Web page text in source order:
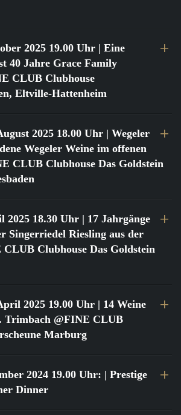
2025 19.00 Uhr | Eine
40 Jahre Grace Family
CLUB Clubhouse
Eltville-Hattenheim
2025 18.00 Uhr | Wegeler
Wegeler Weine im offenen
CLUB Clubhouse Das Goldstein
2025 18.30 Uhr | 17 Jahrgänge
Singerriedel Riesling aus der
Clubhouse Das Goldstein
2025 19.00 Uhr | 14 Weine
Trimbach @FINE CLUB
Marburg
2024 19.00 Uhr: | Prestige
Dinner